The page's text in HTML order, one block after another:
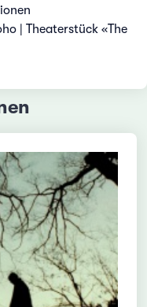
| Theaterstück «The